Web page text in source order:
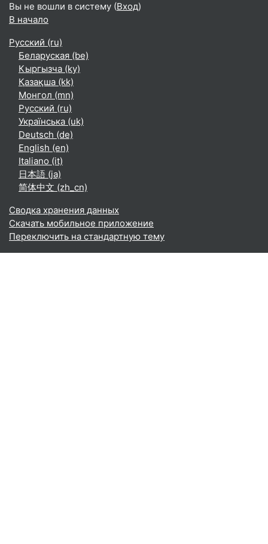
Вы не вошли в систему (Вход)
В начало
Русский ‎(ru)‎
Беларуская ‎(be)‎
Кыргызча ‎(ky)‎
Қазақша ‎(kk)‎
Монгол ‎(mn)‎
Русский ‎(ru)‎
Українська ‎(uk)‎
Deutsch ‎(de)‎
English ‎(en)‎
Italiano ‎(it)‎
日本語 ‎(ja)‎
简体中文 ‎(zh_cn)‎
Сводка хранения данных
Скачать мобильное приложение
Переключить на стандартную тему